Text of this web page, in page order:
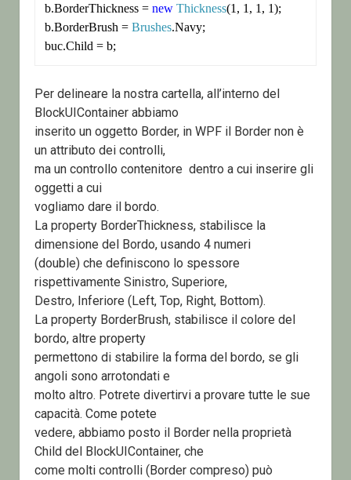
b.BorderThickness = new Thickness(1, 1, 1, 1);
b.BorderBrush = Brushes.Navy;
buc.Child = b;
Per delineare la nostra cartella, all’interno del
BlockUIContainer abbiamo
inserito un oggetto Border, in WPF il Border non è
un attributo dei controlli,
ma un controllo contenitore dentro a cui inserire gli
oggetti a cui
vogliamo dare il bordo.
La property BorderThickness, stabilisce la
dimensione del Bordo, usando 4 numeri
(double) che definiscono lo spessore
rispettivamente Sinistro, Superiore,
Destro, Inferiore (Left, Top, Right, Bottom).
La property BorderBrush, stabilisce il colore del
bordo, altre property
permettono di stabilire la forma del bordo, se gli
angoli sono arrotondati e
molto altro. Potrete divertirvi a provare tutte le sue
capacità. Come potete
vedere, abbiamo posto il Border nella proprietà
Child del BlockUIContainer, che
come molti controlli (Border compreso) può